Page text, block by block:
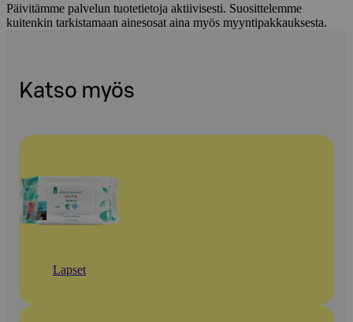
Päivitämme palvelun tuotetietoja aktiivisesti. Suosittelemme
kuitenkin tarkistamaan ainesosat aina myös myyntipakkauksesta.
Katso myös
Lapset